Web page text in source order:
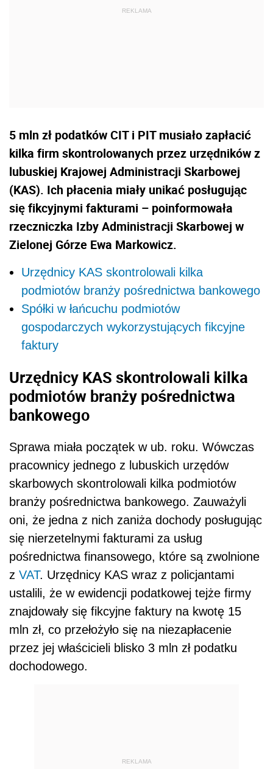
5 mln zł podatków CIT i PIT musiało zapłacić
kilka firm skontrolowanych przez urzędników z
lubuskiej Krajowej Administracji Skarbowej
(KAS). Ich płacenia miały unikać posługując
się fikcyjnymi fakturami – poinformowała
rzeczniczka Izby Administracji Skarbowej w
Zielonej Górze Ewa Markowicz.
Urzędnicy KAS skontrolowali kilka
podmiotów branży pośrednictwa bankowego
Spółki w łańcuchu podmiotów
gospodarczych wykorzystujących fikcyjne
faktury
Urzędnicy KAS skontrolowali kilka
podmiotów branży pośrednictwa
bankowego
Sprawa miała początek w ub. roku. Wówczas
pracownicy jednego z lubuskich urzędów
skarbowych skontrolowali kilka podmiotów
branży pośrednictwa bankowego. Zauważyli
oni, że jedna z nich zaniża dochody posługując
się nierzetelnymi fakturami za usług
pośrednictwa finansowego, które są zwolnione
z VAT. Urzędnicy KAS wraz z policjantami
ustalili, że w ewidencji podatkowej tejże firmy
znajdowały się fikcyjne faktury na kwotę 15
mln zł, co przełożyło się na niezapłacenie
przez jej właścicieli blisko 3 mln zł podatku
dochodowego.
REKLAMA